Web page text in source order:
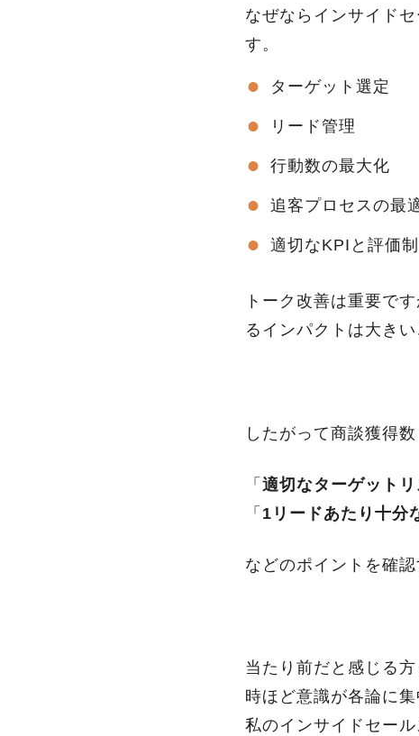
なぜならインサイド
す。
ターゲット選定
リード管理
行動数の最大化
追客プロセスの最
適切なKPIと評価
トーク改善は重要で
るインパクトは大きい
したがって商談獲得
「 適切なターゲット
「 1リードあたり十分
などのポイントを確
当たり前だと感じる
時ほど意識が各論に
私のインサイドセー